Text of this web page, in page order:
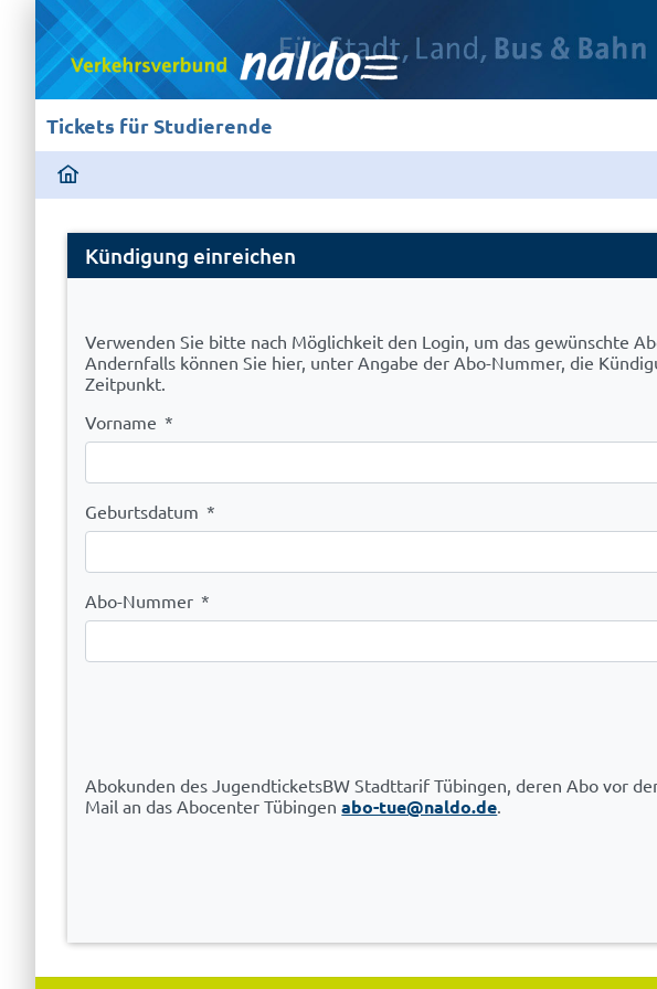
Tickets für Studierende
ding
home
Cancel
Abo
Kündigung einreichen
Verwenden Sie bitte nach Möglichkeit den Login, um das gewünschte
Andernfalls können Sie hier, unter Angabe der Abo-Nummer, die
Zeitpunkt.
Vorname *
Geburtsdatum *
Abo-Nummer *
Abokunden des JugendticketsBW Stadttarif Tübingen, deren Abo vor
Mail an das Abocenter Tübingenabo-tue@naldo.de